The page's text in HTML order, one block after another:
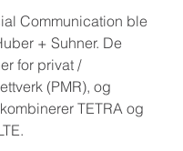
Communication ble
+ Suhner. De
for privat /
(PMR), og
TETRA og